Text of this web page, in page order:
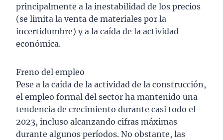
principalmente a la inestabilidad de los precios
(se limita la venta de materiales por la
incertidumbre) y a la caída de la actividad
económica.
Freno del empleo
Pese a la caída de la actividad de la construcción,
el empleo formal del sector ha mantenido una
tendencia de crecimiento durante casi todo el
2023, incluso alcanzando cifras máximas
durante algunos períodos. No obstante, las